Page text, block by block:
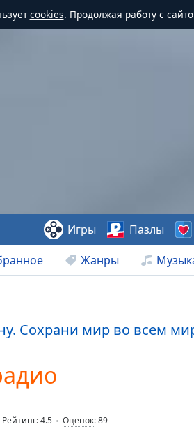
cookies. Продолжая работу с
Жанры
Игры Пазлы
Сохрани мир во всем
Рейтинг:4.5 Оценок:89